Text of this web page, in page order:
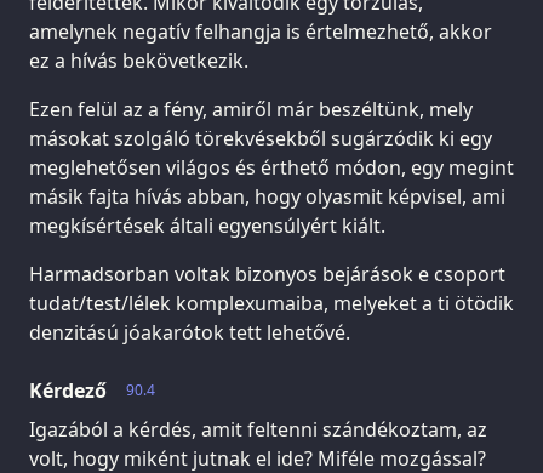
amelynek negatív felhangja is értelmezhető, akkor
ez a hívás bekövetkezik.
Ezen felül az a fény, amiről már beszéltünk, mely
másokat szolgáló törekvésekből sugárzódik ki egy
meglehetősen világos és érthető módon, egy megint
másik fajta hívás abban, hogy olyasmit képvisel, ami
megkísértések általi egyensúlyért kiált.
Harmadsorban voltak bizonyos bejárások e csoport
tudat/test/lélek komplexumaiba, melyeket a ti ötödik
denzitású jóakarótok tett lehetővé.
90.4
Kérdező
Igazából a kérdés, amit feltenni szándékoztam, az
volt, hogy miként jutnak el ide? Miféle mozgással?